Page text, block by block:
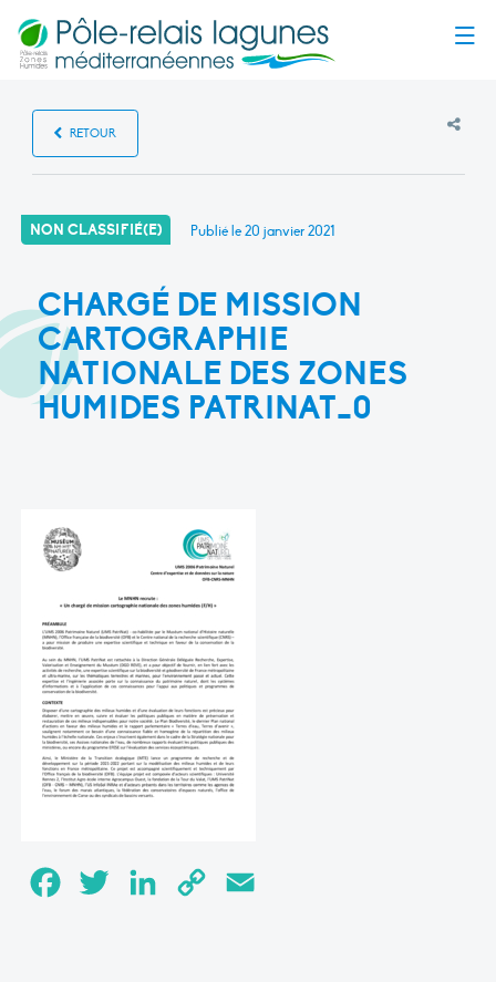
RETOUR
NON CLASSIFIÉ(E) Publié le20 janvier 2021
CHARGÉ DE MISSION
CARTOGRAPHIE
NATIONALE DES ZONES
HUMIDES PATRINAT_0
FacebookTwitter LinkedInCopy